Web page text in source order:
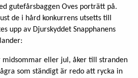
gutefårsbaggen Oves porträtt på.
de i hård konkurrens utsetts till
upp av Djurskyddet Snapphanens
midsommar eller jul, åker till stranden
som ständigt är redo att rycka in